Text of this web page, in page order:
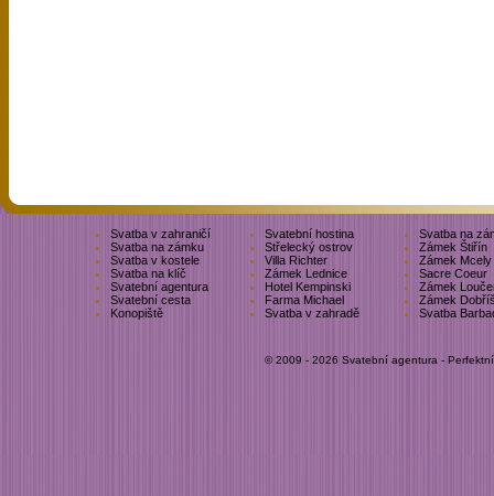
Svatba v zahraničí Svatební hostina
Svatba na
Svatba na zámku
Střelecký ostrov
Zámek Štiřín
Svatba v kostele
Villa Richter
Zámek Mcely
Svatba na klíč
Zámek Lednice
Sacre Coeur
Svatební agentura
Hotel Kempinski
Zámek
Svatební cesta
Farma Michael
Zámek
Konopiště
Svatba v zahradě Svatba
© 2009 - 2026 Svatební agentura -